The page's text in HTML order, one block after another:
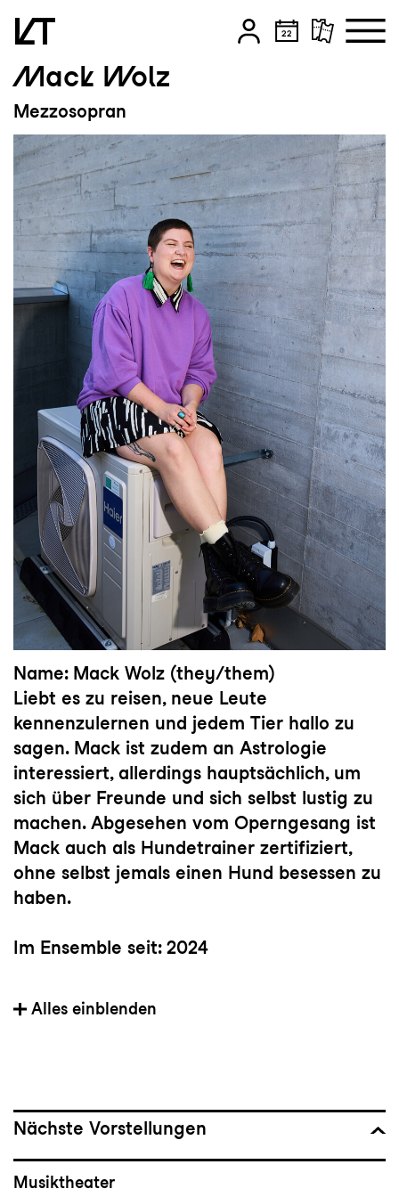
Zum Hauptinhalt springen
Zum Footer springen
Mack Wolz
Mezzosopran
Name: Mack Wolz (they/them)
Liebt es zu reisen, neue Leute
kennenzulernen und jedem Tier hallo zu
sagen. Mack ist zudem an Astrologie
interessiert, allerdings hauptsächlich, um
sich über Freunde und sich selbst lustig zu
machen. Abgesehen vom Operngesang ist
Mack auch als Hundetrainer zertifiziert,
ohne selbst jemals einen Hund besessen zu
haben.
Im Ensemble seit: 2024
Heimat: St. Louis, MO, USA
Dame der Lady Macbeth (
Chenier
Alles einblenden
Nächste Vorstellungen
Musiktheater